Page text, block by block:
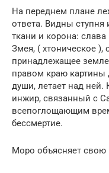
На переднем плане
ответа. Видны ступня
ткани и корона:
Змея, ( хтоническое ),
принадлежащее
правом краю картины
души, летает над ней.
инжир, связанный с
всепоглощающим
бессмертие.
Моро объясняет